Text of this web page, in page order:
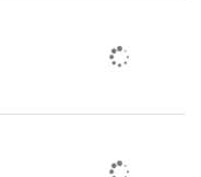
队与青年突击队